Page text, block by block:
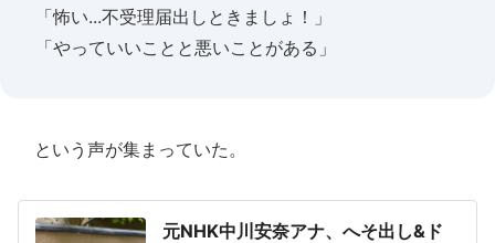
「怖い...不受理届出しときましょ！」
「やっていいことと悪いことがある」
という声が集まっていた。
元NHK中川安奈アナ、へそ出し&ド